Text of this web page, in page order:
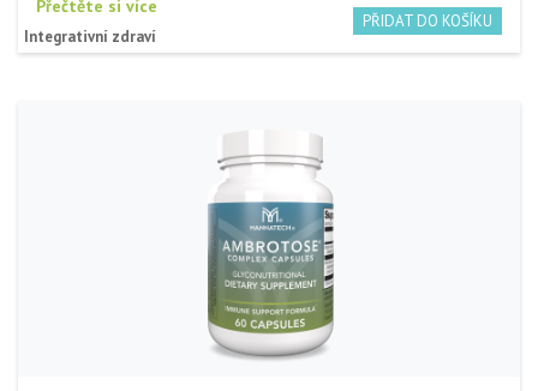
Přečtěte si více
Integrativní zdraví